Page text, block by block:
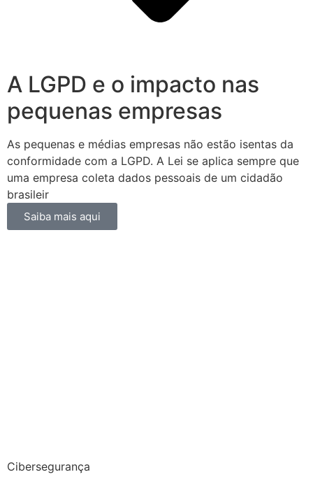
A LGPD e o impacto nas
pequenas empresas
As pequenas e médias empresas não estão isentas da
conformidade com a LGPD. A Lei se aplica sempre que
uma empresa coleta dados pessoais de um cidadão
brasileir
Saiba mais aqui
Cibersegurança